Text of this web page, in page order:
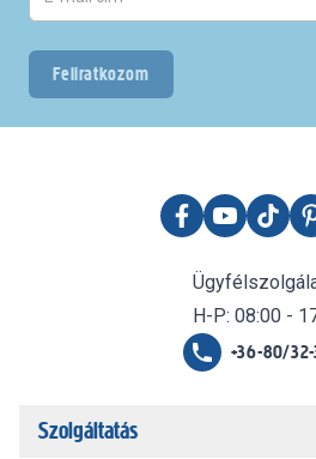
Feliratkozom
H-P: 08:00 -
+36-80/32-
Szolgáltatás